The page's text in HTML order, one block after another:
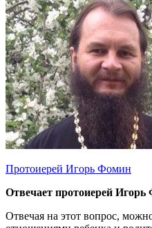
Протоиерей Игорь Фомин
Отвечает протоиерей
Отвечая на этот вопрос,